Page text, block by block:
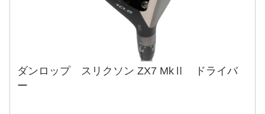
ダンロップ スリクソン ZX7 MkⅡ ドライバ
ー